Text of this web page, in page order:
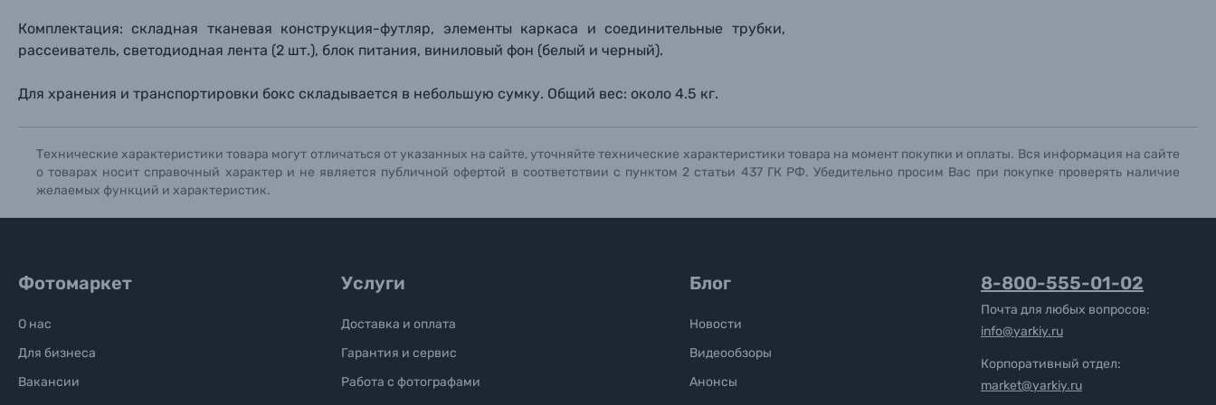
Отправить вопрос
Отправить вопрос
Солнцезащитные очки
Б/У фототехника (Комиссионные товары)
Уценённые товары
Комплектация: складная тканевая конструкция-футляр, элементы каркаса и соединительные трубки,
рассеиватель, светодиодная лента (2 шт.), блок питания, виниловый фон (белый и черный).
Для хранения и транспортировки бокс складывается в небольшую сумку. Общий вес: около 4.5 кг.
Технические характеристики товара могут отличаться от указанных на сайте, уточняйте технические характеристики товара на момент покупки и оплаты. Вся информация на сайте
о товарах носит справочный характер и не является публичной офертой в соответствии с пунктом 2 статьи 437 ГК РФ. Убедительно просим Вас при покупке проверять наличие
желаемых функций и характеристик.
Отправить вопрос
Фотомаркет
О нас
Для бизнеса
Вакансии
Услуги
Доставка и оплата
Гарантия и сервис
Работа с фотографами
Блог
Новости
Видеообзоры
Анонсы
8-800-555-01-02
Почта для любых вопросов:
info@yarkiy.ru
Корпоративный отдел:
market@yarkiy.ru